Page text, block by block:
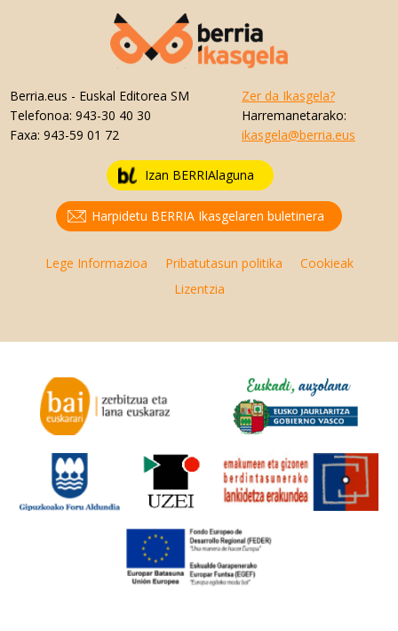
Berria.eus - Euskal Editorea SM
Telefonoa: 943-30 40 30
Faxa: 943-59 01 72
Zer da Ikasgela?
Harremanetarako:
ikasgela@berria.eus
Izan BERRIAlaguna
Harpidetu BERRIA Ikasgelaren buletinera
Lege Informazioa Pribatutasun politika
Cookieak
Lizentzia